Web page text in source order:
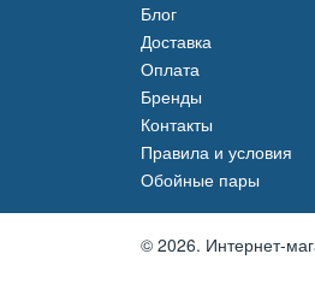
Блог
Доставка
Оплата
Бренды
Контакты
Правила и условия
Обойные пары
© 2026. Интернет-